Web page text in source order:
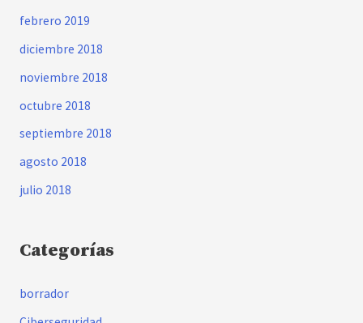
febrero 2019
diciembre 2018
noviembre 2018
octubre 2018
septiembre 2018
agosto 2018
julio 2018
Categorías
borrador